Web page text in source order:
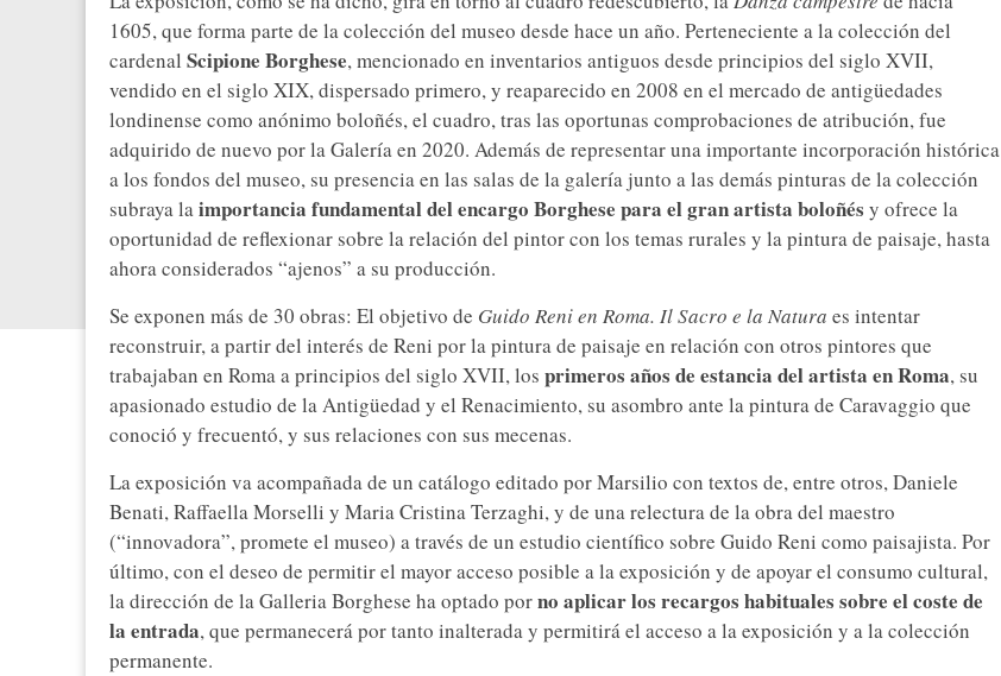
1605, que forma parte de la colección del museo desde hace un año. Perteneciente a la colección del
cardenal Scipione Borghese, mencionado en inventarios antiguos desde principios del siglo XVII,
vendido en el siglo XIX, dispersado primero, y reaparecido en 2008 en el mercado de antigüedades
londinense como anónimo boloñés, el cuadro, tras las oportunas comprobaciones de atribución, fue
adquirido de nuevo por la Galería en 2020. Además de representar una importante incorporación histórica
a los fondos del museo, su presencia en las salas de la galería junto a las demás pinturas de la colección
subraya laimportancia fundamental del encargo Borghese para el gran artista boloñés y ofrece la
oportunidad de reflexionar sobre la relación del pintor con los temas rurales y la pintura de paisaje, hasta
ahora considerados “ajenos” a su producción.
Se exponen más de 30 obras: El objetivo de Guido Reni en Roma. Il Sacro e la Natura es intentar
reconstruir, a partir del interés de Reni por la pintura de paisaje en relación con otros pintores que
trabajaban en Roma a principios del siglo XVII, los primeros años de estancia del artista en Roma, su
apasionado estudio de la Antigüedad y el Renacimiento, su asombro ante la pintura de Caravaggio que
conoció y frecuentó, y sus relaciones con sus mecenas.
La exposición va acompañada de un catálogo editado por Marsilio con textos de, entre otros, Daniele
Benati, Raffaella Morselli y Maria Cristina Terzaghi, y de una relectura de la obra del maestro
(“innovadora”, promete el museo) a través de un estudio científico sobre Guido Reni como paisajista. Por
último, con el deseo de permitir el mayor acceso posible a la exposición y de apoyar el consumo cultural,
la dirección de la Galleria Borghese ha optado porno aplicar los recargos habituales sobre el coste de
la entrada, que permanecerá por tanto inalterada y permitirá el acceso a la exposición y a la colección
permanente.